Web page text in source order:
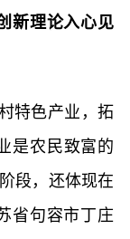
新理论入心见
特色产业，拓
是农民致富的
段，还体现在
省句容市丁庄